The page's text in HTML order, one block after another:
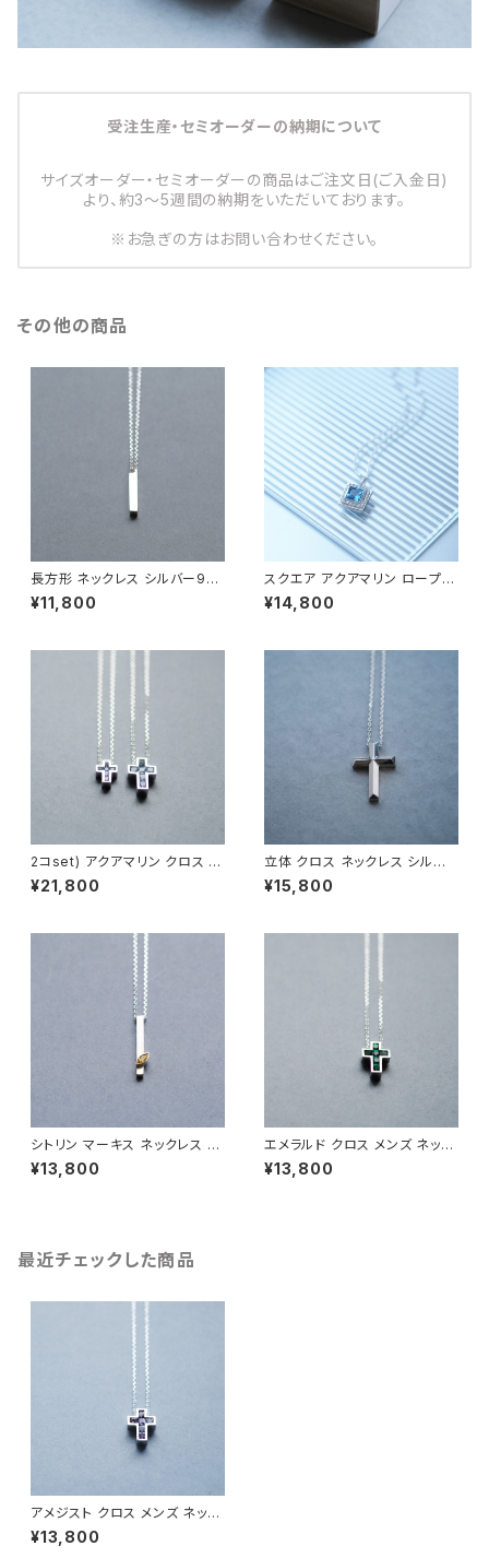
受注生産・セミオーダーの納期について
サイズオーダー・セミオーダーの商品はご注文日(ご入金日)
より、約3～5週間の納期をいただいております。
※お急ぎの方はお問い合わせください。
その他の商品
長方形 ネックレス シルバー925
メンズ ユニセックス
¥11,800
スクエア アクアマリン ロープ メ
ンズ ネックレス シルバー925
¥14,800
2コset) アクアマリン クロス ペ
ア ネックレス シルバー925
¥21,800
立体 クロス ネックレス シルバ
ー925 メンズ ユニセックス
¥15,800
シトリン マーキス ネックレス シ
ルバー925 11月誕生石 メンズ
ユニセックス
¥13,800
エメラルド クロス メンズ ネック
レス シルバー925
¥13,800
最近チェックした商品
アメジスト クロス メンズ ネック
レス シルバー925
¥13,800